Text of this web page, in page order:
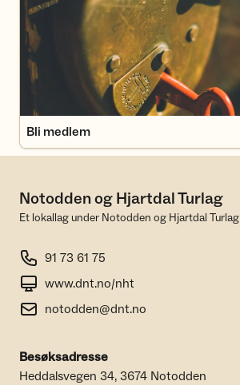
Bli medlem
Bli medlem
Notodden og Hjartdal Turlag
Et lokallag under Notodden og Hjartdal Turlag
91 73 61 75
www.dnt.no/nht
notodden@dnt.no
Besøksadresse
Heddalsvegen 34, 3674 Notodden